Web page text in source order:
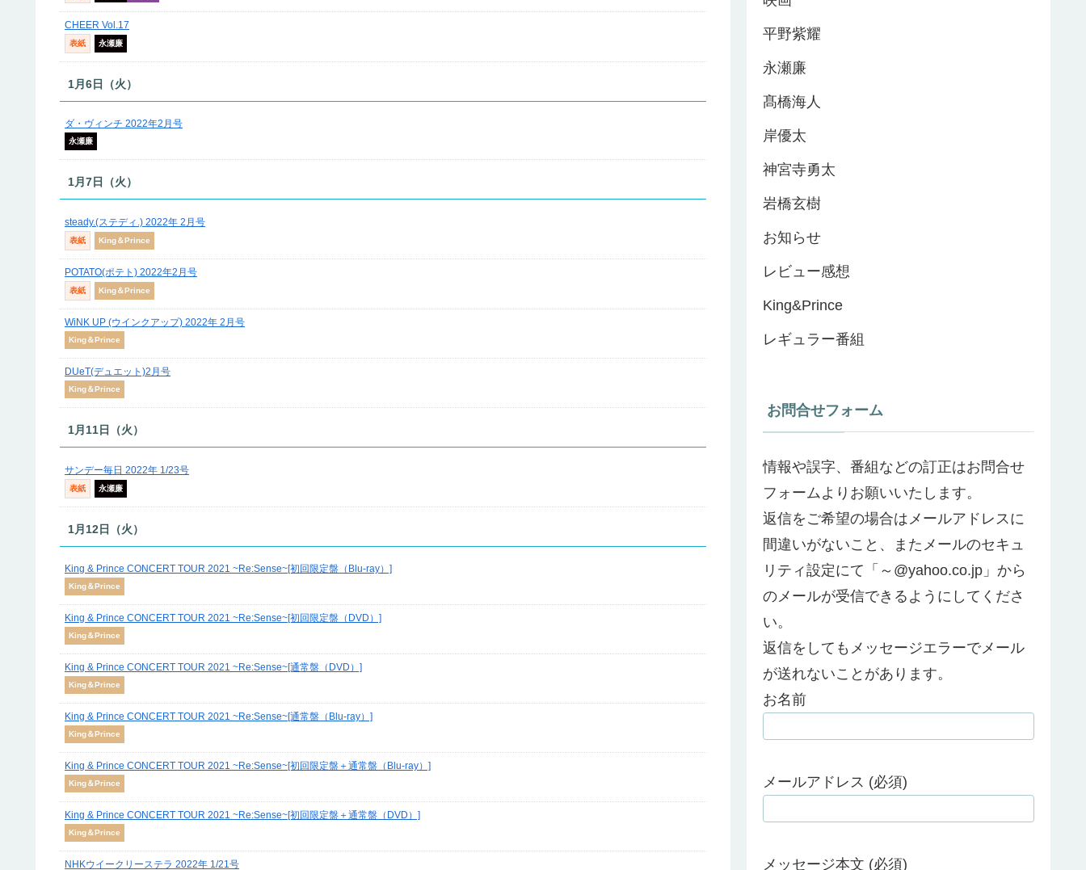
CHEER Vol.17
表紙 永瀬廉
1月6日（火）
ダ・ヴィンチ 2022年2月号
永瀬廉
1月7日（火）
steady.(ステディ.) 2022年 2月号
表紙 King＆Prince
POTATO(ポテト) 2022年2月号
表紙 King＆Prince
WiNK UP (ウインクアップ) 2022年 2月号
King＆Prince
DUeT(デュエット)2月号
King＆Prince
1月11日（火）
サンデー毎日 2022年 1/23号
表紙 永瀬廉
1月12日（火）
King & Prince CONCERT TOUR 2021 ~Re:Sense~[初回限定盤（Blu-ray）]
King＆Prince
King & Prince CONCERT TOUR 2021 ~Re:Sense~[初回限定盤（DVD）]
King＆Prince
King & Prince CONCERT TOUR 2021 ~Re:Sense~[通常盤（DVD）]
King＆Prince
King & Prince CONCERT TOUR 2021 ~Re:Sense~[通常盤（Blu-ray）]
King＆Prince
King & Prince CONCERT TOUR 2021 ~Re:Sense~[初回限定盤＋通常盤（Blu-ray）]
King＆Prince
King & Prince CONCERT TOUR 2021 ~Re:Sense~[初回限定盤＋通常盤（DVD）]
King＆Prince
NHKウイークリーステラ 2022年 1/21号
平野紫耀
永瀬廉
髙橋海人
岸優太
神宮寺勇太
岩橋玄樹
お知らせ
レビュー感想
King&Prince
レギュラー番組
お問合せフォーム
情報や誤字、番組などの訂正はお問合せ
フォームよりお願いいたします。
返信をご希望の場合はメールアドレスに
間違いがないこと、またメールのセキュ
リティ設定にて「～@yahoo.co.jp」から
のメールが受信できるようにしてくださ
い。
返信をしてもメッセージエラーでメール
が送れないことがあります。
お名前
メールアドレス (必須)
メッセージ本文 (必須)